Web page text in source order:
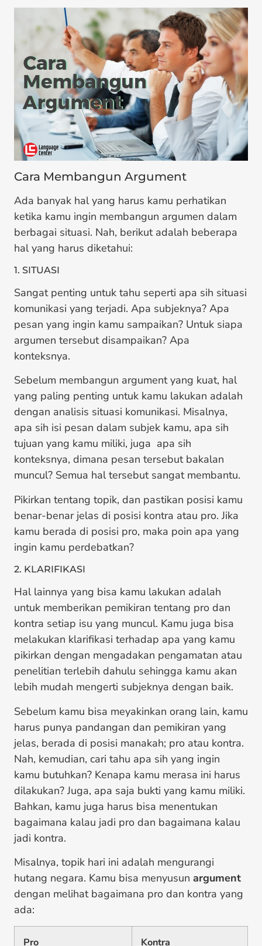
Cara Membangun Argument
Ada banyak hal yang harus kamu perhatikan
ketika kamu ingin membangun argumen dalam
berbagai situasi. Nah, berikut adalah beberapa
hal yang harus diketahui:
1. SITUASI
Sangat penting untuk tahu seperti apa sih situasi
komunikasi yang terjadi. Apa subjeknya? Apa
pesan yang ingin kamu sampaikan? Untuk siapa
argumen tersebut disampaikan? Apa
konteksnya.
Sebelum membangun argument yang kuat, hal
yang paling penting untuk kamu lakukan adalah
dengan analisis situasi komunikasi. Misalnya,
apa sih isi pesan dalam subjek kamu, apa sih
tujuan yang kamu miliki, juga apa sih
konteksnya, dimana pesan tersebut bakalan
muncul? Semua hal tersebut sangat membantu.
Pikirkan tentang topik, dan pastikan posisi kamu
benar-benar jelas di posisi kontra atau pro. Jika
kamu berada di posisi pro, maka poin apa yang
ingin kamu perdebatkan?
2. KLARIFIKASI
Hal lainnya yang bisa kamu lakukan adalah
untuk memberikan pemikiran tentang pro dan
kontra setiap isu yang muncul. Kamu juga bisa
melakukan klarifikasi terhadap apa yang kamu
pikirkan dengan mengadakan pengamatan atau
penelitian terlebih dahulu sehingga kamu akan
lebih mudah mengerti subjeknya dengan baik.
Sebelum kamu bisa meyakinkan orang lain, kamu
harus punya pandangan dan pemikiran yang
jelas, berada di posisi manakah; pro atau kontra.
Nah, kemudian, cari tahu apa sih yang ingin
kamu butuhkan? Kenapa kamu merasa ini harus
dilakukan? Juga, apa saja bukti yang kamu miliki.
Bahkan, kamu juga harus bisa menentukan
bagaimana kalau jadi pro dan bagaimana kalau
jadi kontra.
Misalnya, topik hari ini adalah mengurangi
hutang negara. Kamu bisa menyusun argument
dengan melihat bagaimana pro dan kontra yang
ada:
Pro Kontra